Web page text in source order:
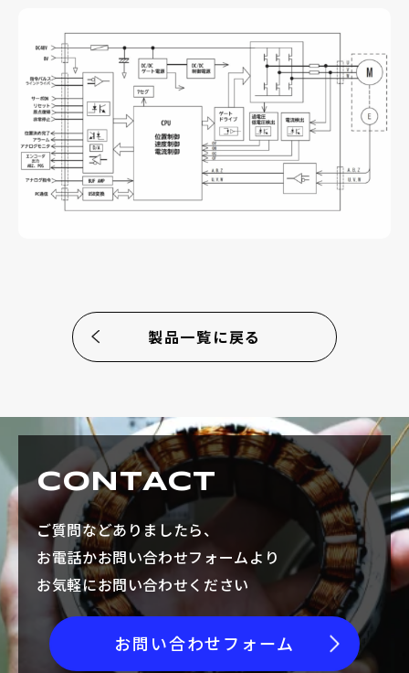
製品一覧に戻る
CONTACT
ご質問などありましたら、
お電話かお問い合わせフォームより
お気軽にお問い合わせください
お問い合わせフォーム